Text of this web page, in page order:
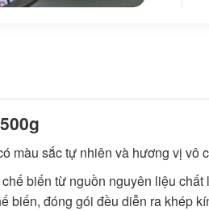
màu sắc tự nhiên và hương vị vô
biến từ nguồn nguyên liệu
biến, đóng gói đều diễn ra khép